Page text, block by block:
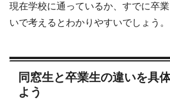
現在学校に通っているか、すでに卒
いで考えるとわかりやすいでしょう。
同窓生と卒業生の違いを具
よう